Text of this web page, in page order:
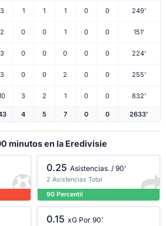
3 1 1 1 0 0 249'
2 0 0 1 0 0 151'
3 0 0 0 0 0 224'
3 0 0 2 0 0 255'
3 2 1 0 0 832'
4 5 7 0 0 2633'
minutos en la Eredivisie
0.25 Asistencias. / 90'
2 Asistencias Total
90 Percentil
0.15 xG Por 90'